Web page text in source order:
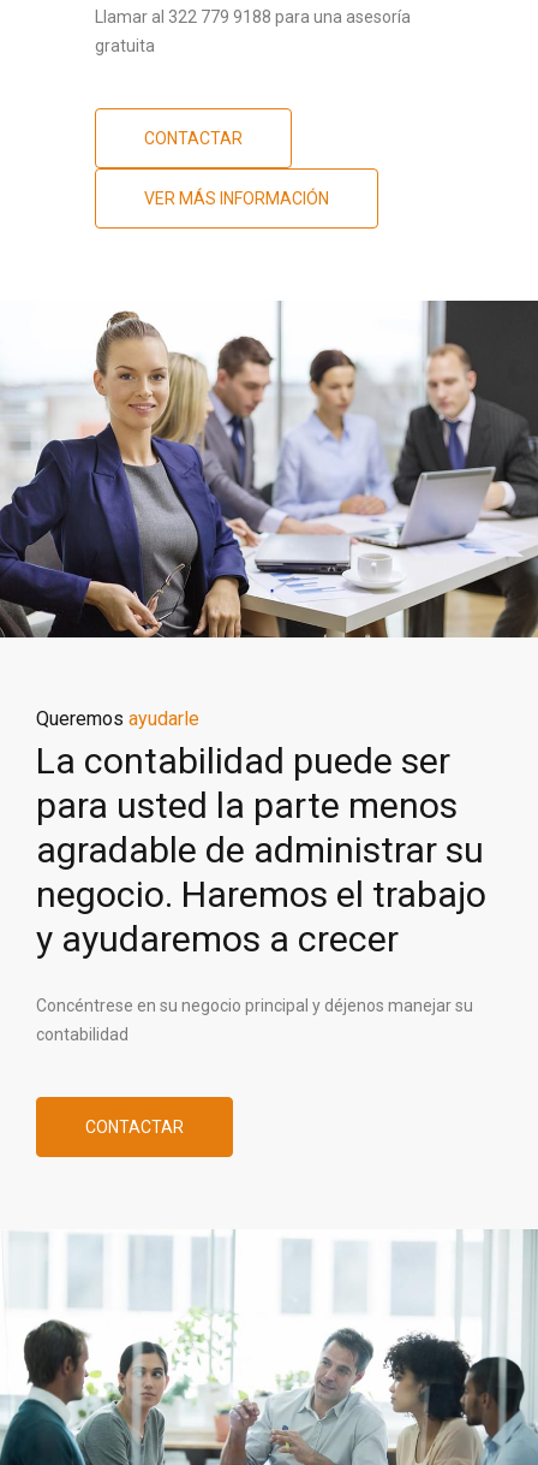
Llamar al 322 779 9188 para una asesoría
gratuita
CONTACTAR
VER MÁS INFORMACIÓN
Queremos ayudarle
La contabilidad puede ser
para usted la parte menos
agradable de administrar su
negocio. Haremos el trabajo
y ayudaremos a crecer
Concéntrese en su negocio principal y déjenos manejar su
contabilidad
CONTACTAR